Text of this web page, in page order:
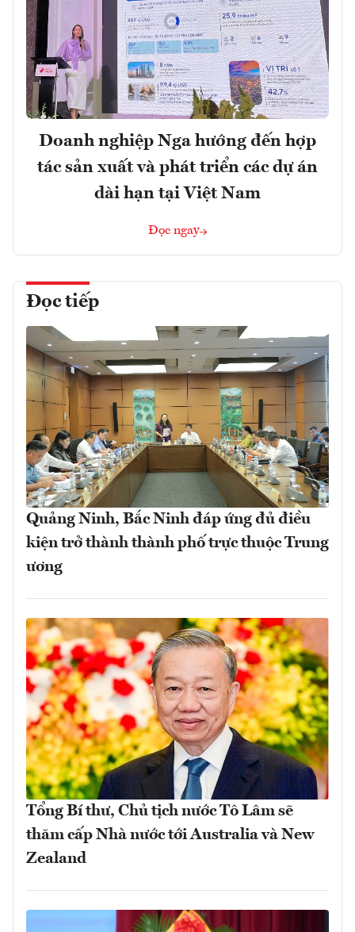
Doanh nghiệp Nga hướng đến hợp
tác sản xuất và phát triển các dự án
dài hạn tại Việt Nam
Đọc ngay
Đọc tiếp
Quảng Ninh, Bắc Ninh đáp ứng đủ điều
kiện trở thành thành phố trực thuộc Trung
ương
Tổng Bí thư, Chủ tịch nước Tô Lâm sẽ
thăm cấp Nhà nước tới Australia và New
Zealand